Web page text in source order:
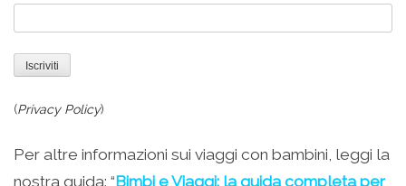
(Privacy Policy)
Per altre informazioni sui viaggi con bambini, leggi la
nostra guida: “Bimbi e Viaggi: la guida completa per